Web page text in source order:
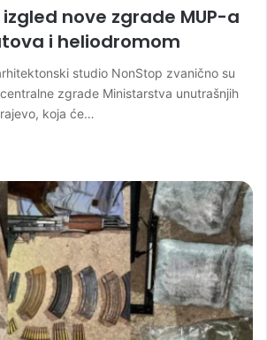
nove zgrade MUP-a
i heliodromom
studio NonStop zvanično su
zgrade Ministarstva unutrašnjih
koja će…